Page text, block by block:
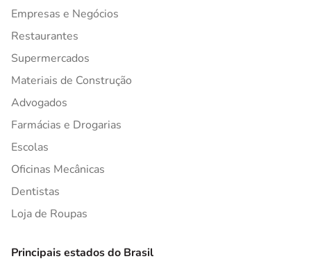
Empresas e Negócios
Restaurantes
Supermercados
Materiais de Construção
Advogados
Farmácias e Drogarias
Escolas
Oficinas Mecânicas
Dentistas
Loja de Roupas
Principais estados do Brasil